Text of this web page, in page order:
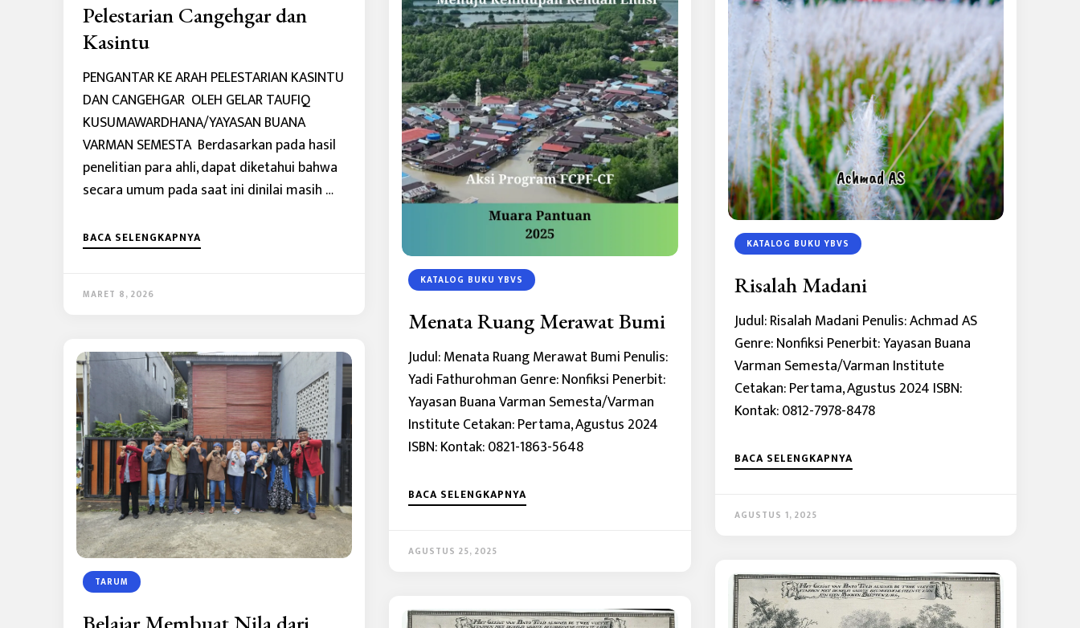
Pelestarian Cangehgar dan
Kasintu
PENGANTAR KE ARAH PELESTARIAN KASINTU
DAN CANGEHGAR OLEH GELAR TAUFIQ
KUSUMAWARDHANA/YAYASAN BUANA
VARMAN SEMESTA Berdasarkan pada hasil
penelitian para ahli, dapat diketahui bahwa
secara umum pada saat ini dinilai masih …
BACA SELENGKAPNYA
MARET 8, 2026
KATALOG BUKU YBVS
Menata Ruang Merawat Bumi
Judul: Menata Ruang Merawat Bumi Penulis:
Yadi Fathurohman Genre: Nonfiksi Penerbit:
Yayasan Buana Varman Semesta/Varman
Institute Cetakan: Pertama, Agustus 2024
ISBN: Kontak: 0821-1863-5648
BACA SELENGKAPNYA
AGUSTUS 25, 2025
KATALOG BUKU YBVS
Risalah Madani
Judul: Risalah Madani Penulis: Achmad AS
Genre: Nonfiksi Penerbit: Yayasan Buana
Varman Semesta/Varman Institute
Cetakan: Pertama, Agustus 2024 ISBN:
Kontak: 0812-7978-8478
BACA SELENGKAPNYA
AGUSTUS 1, 2025
TARUM